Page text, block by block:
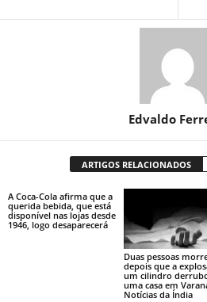
Edvaldo
ARTIGOS RELACIONADOS
A Coca-Cola afirma que a
querida bebida, que está
disponível nas lojas desde
1946, logo desaparecerá
Duas pessoas
depois que a
um cilindro
uma casa em
Notícias da Índia